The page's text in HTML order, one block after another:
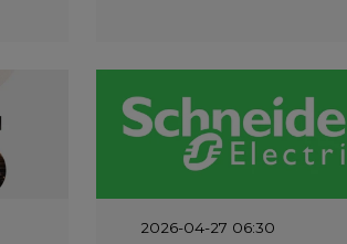
2026-04-27 06:30